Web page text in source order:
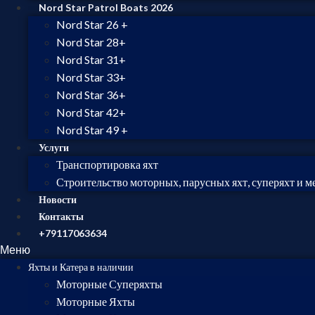
Nord Star Patrol Boats 2026
Nord Star 26 +
Nord Star 28+
Nord Star 31+
Nord Star 33+
Nord Star 36+
Nord Star 42+
Nord Star 49 +
Услуги
Транспортировка яхт
Строительство моторных, парусных яхт, суперяхт и
Новости
Контакты
+79117063634
Меню
Яхты и Катера в наличии
Моторные Суперяхты
Моторные Яхты